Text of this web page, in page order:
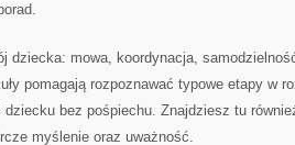
dziecka: mowa, koordynacja,
pomagają rozpoznawać typowe etapy w
bez pośpiechu. Znajdziesz tu
myślenie oraz uważność.